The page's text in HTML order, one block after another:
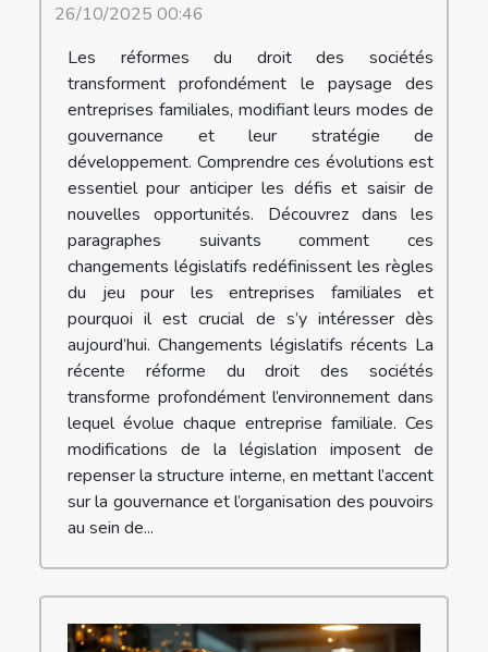
26/10/2025 00:46
Les réformes du droit des sociétés
transforment profondément le paysage des
entreprises familiales, modifiant leurs modes de
gouvernance et leur stratégie de
développement. Comprendre ces évolutions est
essentiel pour anticiper les défis et saisir de
nouvelles opportunités. Découvrez dans les
paragraphes suivants comment ces
changements législatifs redéfinissent les règles
du jeu pour les entreprises familiales et
pourquoi il est crucial de s’y intéresser dès
aujourd’hui. Changements législatifs récents La
récente réforme du droit des sociétés
transforme profondément l’environnement dans
lequel évolue chaque entreprise familiale. Ces
modifications de la législation imposent de
repenser la structure interne, en mettant l’accent
sur la gouvernance et l’organisation des pouvoirs
au sein de...